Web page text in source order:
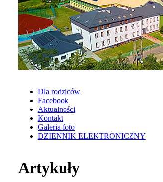
Dla rodziców
Facebook
Aktualności
Kontakt
Galeria foto
DZIENNIK ELEKTRONICZNY
Artykuły